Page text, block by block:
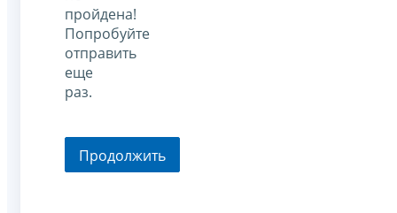
пройдена!
Попробуйте
отправить
еще
раз.
Продолжить